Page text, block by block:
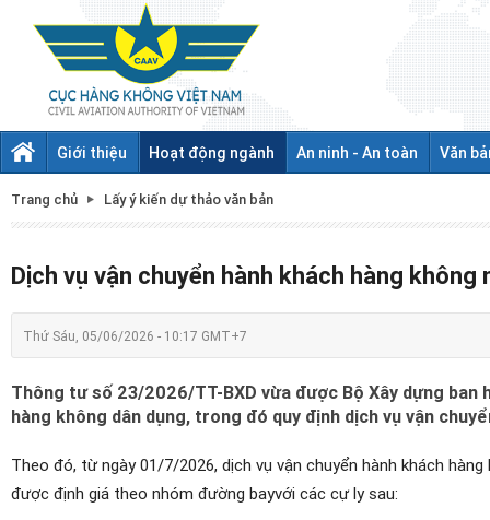
Giới thiệu Hoạt động ngành An ninh - An toàn Văn
Trang chủ Lấy ý kiến dự thảo văn bản
Dịch vụ vận chuyển hành khách hàng
Thứ Sáu, 05/06/2026 - 10:17 GMT+7
Thông tư số 23/2026/TT-BXD vừa được Bộ Xây dựng ban
hàng không dân dụng, trong đó quy định dịch vụ vận
Theo đó, từ ngày 01/7/2026, dịch vụ vận chuyển hành khách
được định giá theo nhóm đường bayvới các cự ly sau: